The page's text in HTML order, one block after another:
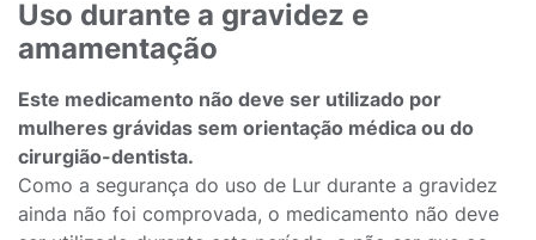
Uso durante a gravidez e
amamentação
Este medicamento não deve ser utilizado por
mulheres grávidas sem orientação médica ou do
cirurgião-dentista.
Como a segurança do uso de Lur durante a gravidez
ainda não foi comprovada, o medicamento não deve